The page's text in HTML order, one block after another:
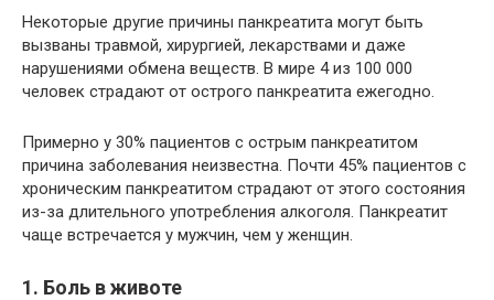
Некоторые другие причины панкреатита могут быть
вызваны травмой, хирургией, лекарствами и даже
нарушениями обмена веществ. В мире 4 из 100 000
человек страдают от острого панкреатита ежегодно.
Примерно у 30% пациентов с острым панкреатитом
причина заболевания неизвестна. Почти 45% пациентов с
хроническим панкреатитом страдают от этого состояния
из-за длительного употребления алкоголя. Панкреатит
чаще встречается у мужчин, чем у женщин.
1. Боль в животе